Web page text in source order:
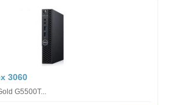
3060
G5500T...